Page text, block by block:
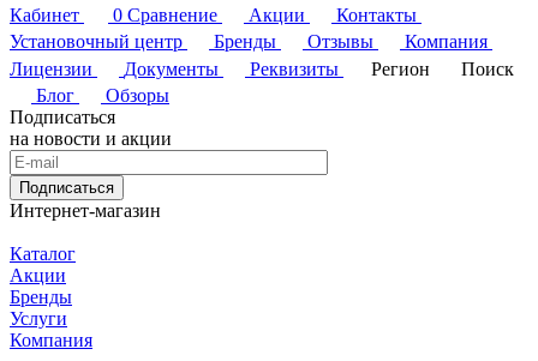
Кабинет
0 Сравнение Акции
Контакты
Установочный центр
Бренды Отзывы
Компания
Лицензии
Документы Реквизиты Регион
Поиск
Блог
Обзоры
Подписаться
на новости и акции
Подписаться
Интернет-магазин
Каталог
Акции
Бренды
Услуги
Компания